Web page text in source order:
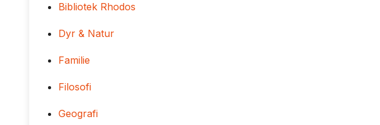
Bibliotek Rhodos
Dyr & Natur
Familie
Filosofi
Geografi